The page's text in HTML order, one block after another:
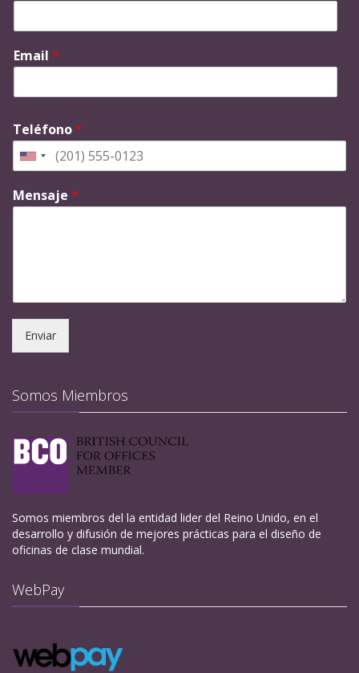
Email *
Teléfono*
Mensaje *
Enviar
Somos Miembros
Somos miembros del la entidad lider del Reino Unido, en el
desarrollo y difusión de mejores prácticas para el diseño de
oficinas de clase mundial.
WebPay